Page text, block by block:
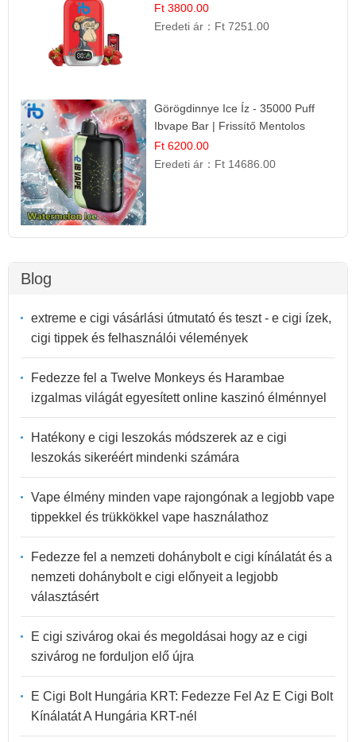
Ft 3800.00
Eredeti ár： Ft 7251.00
Görögdinnye Ice Íz - 35000 Puff
Ibvape Bar | Frissítő Mentolos
Élmény!
Ft 6200.00
Eredeti ár： Ft 14686.00
Blog
extreme e cigi vásárlási útmutató és teszt - e cigi ízek,
cigi tippek és felhasználói vélemények
Fedezze fel a Twelve Monkeys és Harambae
izgalmas világát egyesített online kaszinó élménnyel
Hatékony e cigi leszokás módszerek az e cigi
leszokás sikeréért mindenki számára
Vape élmény minden vape rajongónak a legjobb vape
tippekkel és trükkökkel vape használathoz
Fedezze fel a nemzeti dohánybolt e cigi kínálatát és a
nemzeti dohánybolt e cigi előnyeit a legjobb
választásért
E cigi szivárog okai és megoldásai hogy az e cigi
szivárog ne forduljon elő újra
E Cigi Bolt Hungária KRT: Fedezze Fel Az E Cigi Bolt
Kínálatát A Hungária KRT-nél